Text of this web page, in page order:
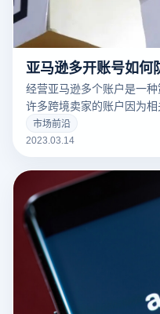
亚马逊多开账号如何
经营亚马逊多个账户是一
许多跨境卖家的账户因为相
户和多个商店的卖家如何
法？
市场前沿
2023.03.14